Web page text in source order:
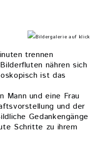
Bildergalerie auf klick
trennen
nähren sich
ist das
Mann und eine Frau
und der
Gedankengänge
Schritte zu ihrem